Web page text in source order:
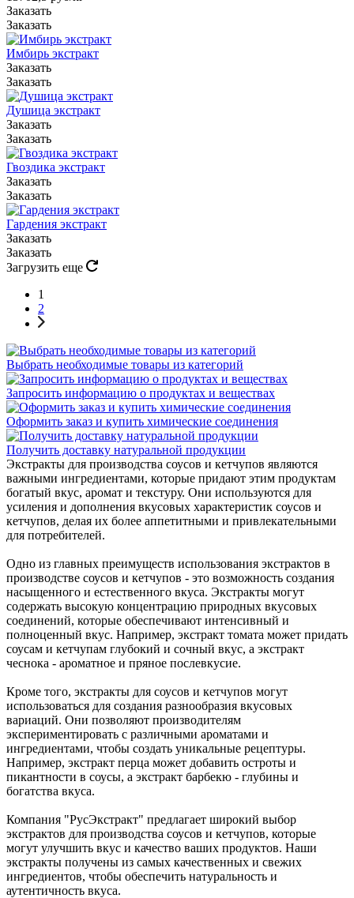
Заказать
Заказать
Имбирь экстракт
Заказать
Заказать
Душица экстракт
Заказать
Заказать
Гвоздика экстракт
Заказать
Заказать
Гардения экстракт
Заказать
Заказать
Загрузить еще
1
2
Выбрать необходимые товары из категорий
Запросить информацию о продуктах и веществах
Оформить заказ и купить химические соединения
Получить доставку натуральной продукции
Экстракты для производства соусов и кетчупов являются
важными ингредиентами, которые придают этим продуктам
богатый вкус, аромат и текстуру. Они используются для
усиления и дополнения вкусовых характеристик соусов и
кетчупов, делая их более аппетитными и привлекательными
для потребителей.
Одно из главных преимуществ использования экстрактов в
производстве соусов и кетчупов - это возможность создания
насыщенного и естественного вкуса. Экстракты могут
содержать высокую концентрацию природных вкусовых
соединений, которые обеспечивают интенсивный и
полноценный вкус. Например, экстракт томата может придать
соусам и кетчупам глубокий и сочный вкус, а экстракт
чеснока - ароматное и пряное послевкусие.
Кроме того, экстракты для соусов и кетчупов могут
использоваться для создания разнообразия вкусовых
вариаций. Они позволяют производителям
экспериментировать с различными ароматами и
ингредиентами, чтобы создать уникальные рецептуры.
Например, экстракт перца может добавить остроты и
пикантности в соусы, а экстракт барбекю - глубины и
богатства вкуса.
Компания "РусЭкстракт" предлагает широкий выбор
экстрактов для производства соусов и кетчупов, которые
могут улучшить вкус и качество ваших продуктов. Наши
экстракты получены из самых качественных и свежих
ингредиентов, чтобы обеспечить натуральность и
аутентичность вкуса.